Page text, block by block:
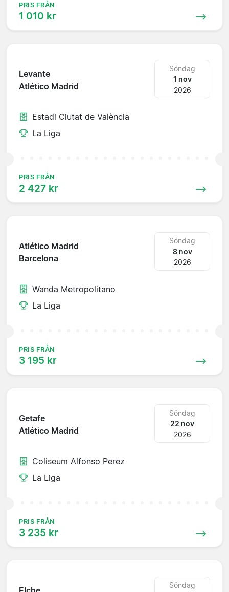
PRIS FRÅN
1 010 kr
Levante
Atlético Madrid
Söndag
1 nov
2026
Estadi Ciutat de València
La Liga
PRIS FRÅN
2 427 kr
Atlético Madrid
Barcelona
Söndag
8 nov
2026
Wanda Metropolitano
La Liga
PRIS FRÅN
3 195 kr
Getafe
Atlético Madrid
Söndag
22 nov
2026
Coliseum Alfonso Perez
La Liga
PRIS FRÅN
3 235 kr
Söndag